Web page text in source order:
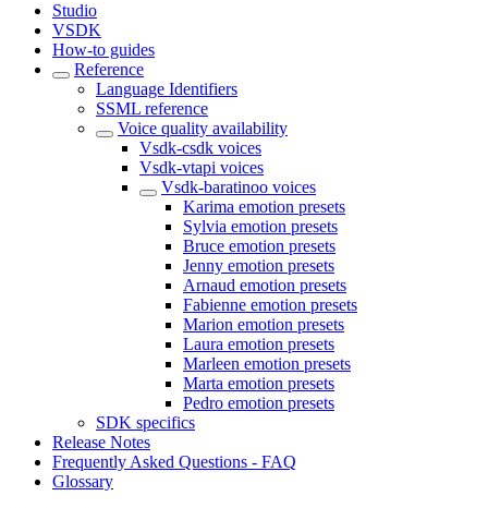
Studio
VSDK
How-to guides
Reference
Language Identifiers
SSML reference
Voice quality availability
Vsdk-csdk voices
Vsdk-vtapi voices
Vsdk-baratinoo voices
Karima emotion presets
Sylvia emotion presets
Bruce emotion presets
Jenny emotion presets
Arnaud emotion presets
Fabienne emotion presets
Marion emotion presets
Laura emotion presets
Marleen emotion presets
Marta emotion presets
Pedro emotion presets
SDK specifics
Release Notes
Frequently Asked Questions - FAQ
Glossary